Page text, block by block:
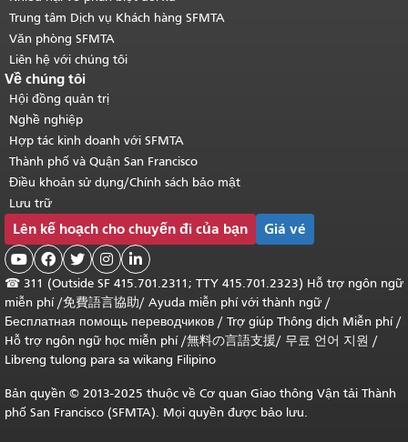
Trung tâm Dịch vụ Khách hàng SFMTA
Văn phòng SFMTA
Liên hệ với chúng tôi
Về chúng tôi
Hội đồng quản trị
Nghề nghiệp
Hợp tác kinh doanh với SFMTA
Thành phố và Quận San Francisco
Điều khoản sử dụng/Chính sách bảo mật
Lưu trữ
Lên kế hoạch cho chuyến đi của bạn Giá vé
    
☎ 311 (Outside SF 415.701.2311; TTY 415.701.2323) Hỗ trợ ngôn ngữ
miễn phí /免費語言協助/ Ayuda miễn phí với thành ngữ /
Бесплатная помощь переводчиков / Trợ giúp Thông dịch Miễn phí/
Hỗ trợ ngôn ngữ học miễn phí/無料の言語支援/ 무료 언어 지원 /
Libreng tulong para sa wikang Filipino
Bản quyền © 2013-2025 thuộc về Cơ quan Giao thông Vận tải Thành
phố San Francisco (SFMTA). Mọi quyền được bảo lưu.